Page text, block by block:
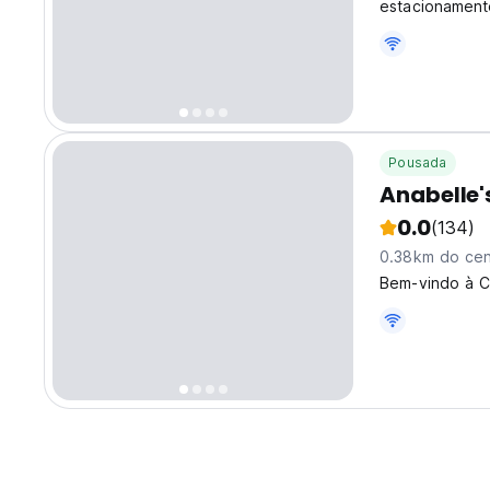
Pousada
0.0(134)
0.38km do
Bem-vindo à